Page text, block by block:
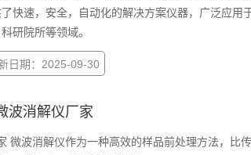
快速，安全，自动化的解决方案仪器，广泛应用
研院所等领域。
日期：2025-09-30
波消解仪厂家
度